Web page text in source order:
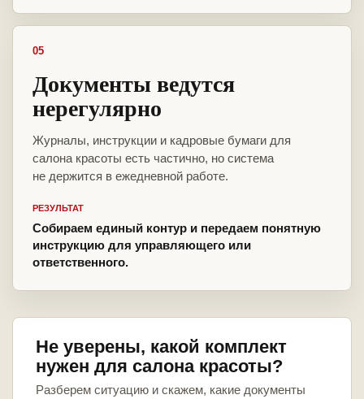
05
Документы ведутся
нерегулярно
Журналы, инструкции и кадровые бумаги для
салона красоты есть частично, но система
не держится в ежедневной работе.
РЕЗУЛЬТАТ
Собираем единый контур и передаем понятную
инструкцию для управляющего или
ответственного.
Не уверены, какой комплект
нужен для салона красоты?
Разберем ситуацию и скажем, какие документы